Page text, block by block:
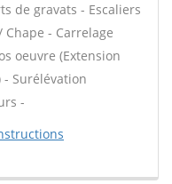
de gravats - Escaliers
- Carrelage
oeuvre (Extension
- Surélévation
-